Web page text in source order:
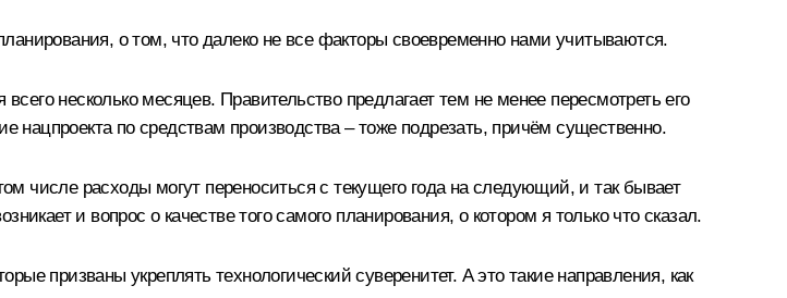
о том, что далеко не все факторы своевременно нами учитываются.
несколько месяцев. Правительство предлагает тем не менее пересмотреть его
по средствам производства – тоже подрезать, причём существенно.
числе расходы могут переноситься с текущего года на следующий, и так бывает
и вопрос о качестве того самого планирования, о котором я только что сказал.
призваны укреплять технологический суверенитет. А это такие направления, как